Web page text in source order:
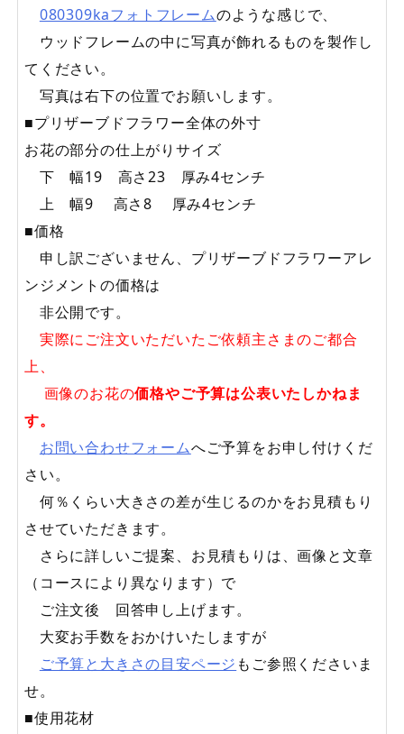
080309kaフォトフレームのような感じで、
ウッドフレームの中に写真が飾れるものを製作し
てください。
写真は右下の位置でお願いします。
■プリザーブドフラワー全体の外寸
お花の部分の仕上がりサイズ
下 幅19 高さ23 厚み4センチ
上 幅9 高さ8 厚み4センチ
■価格
申し訳ございません、プリザーブドフラワーアレ
ンジメントの価格は
非公開です。
実際にご注文いただいたご依頼主さまのご都合
上、
画像のお花の価格やご予算は公表いたしかねま
す。
お問い合わせフォームへご予算をお申し付けくだ
さい。
何％くらい大きさの差が生じるのかをお見積もり
させていただきます。
さらに詳しいご提案、お見積もりは、画像と文章
（コースにより異なります）で
ご注文後 回答申し上げます。
大変お手数をおかけいたしますが
ご予算と大きさの目安ページ もご参照くださいま
せ。
■使用花材